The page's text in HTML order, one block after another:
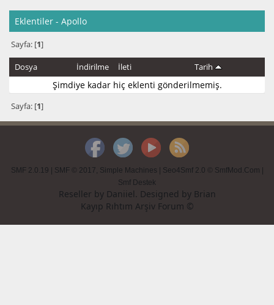
Eklentiler - Apollo
Sayfa: [1]
Dosya İndirilme İleti Tarih
Şimdiye kadar hiç eklenti gönderilmemiş.
Sayfa: [1]
SMF 2.0.19 | SMF © 2017 Simple Machines | Seo4Smf 2.0 © SmfMod.Com |
Smf Destek
Reseller by Daniiel. Designed by Brian
Kayıp Rıhtım Arşiv Forum ©